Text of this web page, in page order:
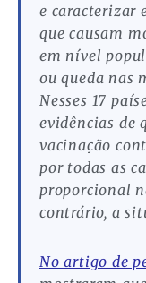
e caracterizar
que causam
em nível
ou queda nas
Nesses 17
evidências de
vacinação
por todas as
proporcional
contrário, a
No artigo de